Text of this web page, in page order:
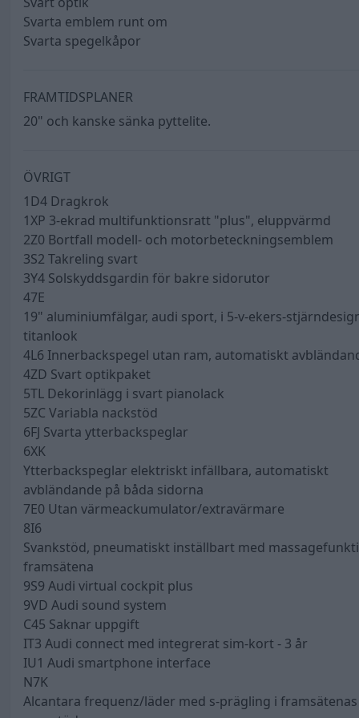
Svarta emblem runt om
Svarta spegelkåpor
FRAMTIDSPLANER
20" och kanske sänka pyttelite.
ÖVRIGT
1D4 Dragkrok
1XP 3-ekrad multifunktionsratt "plus", eluppvärmd
2Z0 Bortfall modell- och motorbeteckningsemblem
3S2 Takreling svart
3Y4 Solskyddsgardin för bakre sidorutor
47E
19" aluminiumfälgar, audi sport, i 5-v-ekers-
titanlook
4L6 Innerbackspegel utan ram, automatiskt
4ZD Svart optikpaket
5TL Dekorinlägg i svart pianolack
5ZC Variabla nackstöd
6FJ Svarta ytterbackspeglar
6XK
Ytterbackspeglar elektriskt infällbara, automatiskt
avbländande på båda sidorna
7E0 Utan värmeackumulator/extravärmare
8I6
Svankstöd, pneumatiskt inställbart med
framsätena
9S9 Audi virtual cockpit plus
9VD Audi sound system
C45 Saknar uppgift
IT3 Audi connect med integrerat sim-kort - 3 år
IU1 Audi smartphone interface
N7K
Alcantara frequenz/läder med s-prägling i framsätenas